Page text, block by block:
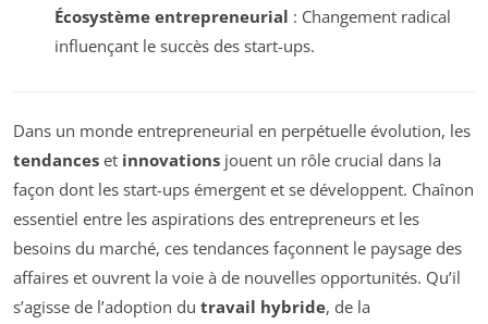
Écosystème entrepreneurial : Changement radical
influençant le succès des start-ups.
Dans un monde entrepreneurial en perpétuelle évolution, les
tendances et innovations jouent un rôle crucial dans la
façon dont les start-ups émergent et se développent. Chaînon
essentiel entre les aspirations des entrepreneurs et les
besoins du marché, ces tendances façonnent le paysage des
affaires et ouvrent la voie à de nouvelles opportunités. Qu’il
s’agisse de l’adoption du travail hybride, de la